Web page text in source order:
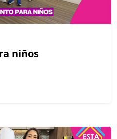
niños